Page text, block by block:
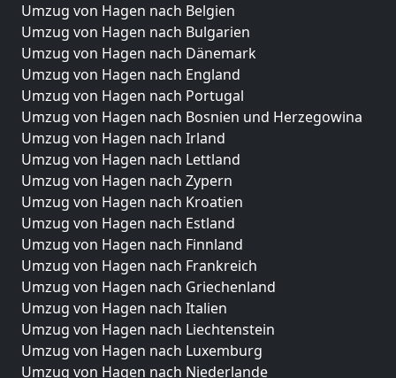
Umzug von Hagen nach Belgien
Umzug von Hagen nach Bulgarien
Umzug von Hagen nach Dänemark
Umzug von Hagen nach England
Umzug von Hagen nach Portugal
Umzug von Hagen nach Bosnien und Herzegowina
Umzug von Hagen nach Irland
Umzug von Hagen nach Lettland
Umzug von Hagen nach Zypern
Umzug von Hagen nach Kroatien
Umzug von Hagen nach Estland
Umzug von Hagen nach Finnland
Umzug von Hagen nach Frankreich
Umzug von Hagen nach Griechenland
Umzug von Hagen nach Italien
Umzug von Hagen nach Liechtenstein
Umzug von Hagen nach Luxemburg
Umzug von Hagen nach Niederlande